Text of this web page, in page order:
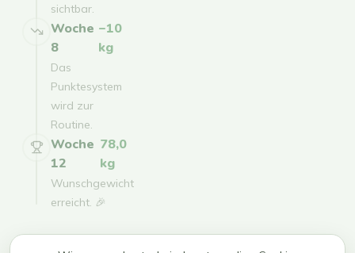
sichtbar.
Woche
8
−10
kg
Das
Punktesystem
wird zur
Routine.
Woche
12
78,0
kg
Wunschgewicht
erreicht. 🎉